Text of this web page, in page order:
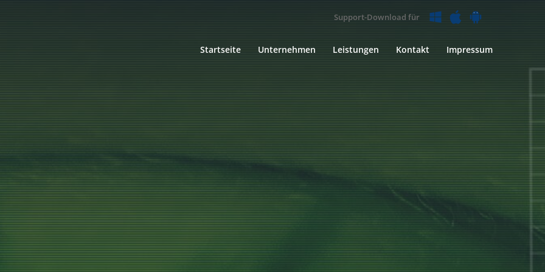
Support-Download für
Startseite Unternehmen Leistungen Kontakt Impressum